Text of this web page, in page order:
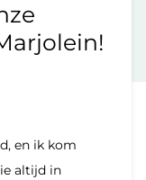
en ik kom
altijd in